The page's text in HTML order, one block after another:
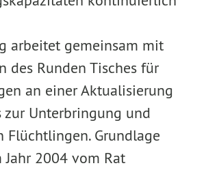
arbeitet gemeinsam mit
des Runden Tisches für
an einer Aktualisierung
zur Unterbringung und
Flüchtlingen. Grundlage
2004 vom Rat